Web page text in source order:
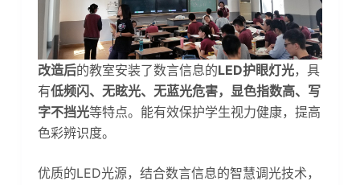
改造后的教室安装了数言信息的LED护眼灯光，具
有低频闪、无眩光、无蓝光危害，显色指数高、写
字不挡光等特点。能有效保护学生视力健康，提高
色彩辨识度。
优质的LED光源，结合数言信息的智慧调光技术，